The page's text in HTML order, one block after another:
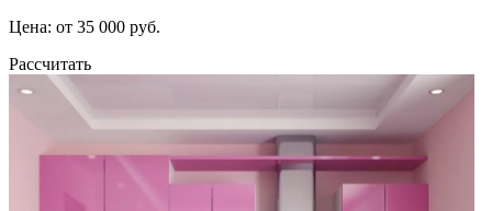
Цена: от 35 000 руб.
Рассчитать